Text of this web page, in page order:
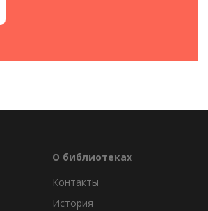
О библиотеках
Контакты
История